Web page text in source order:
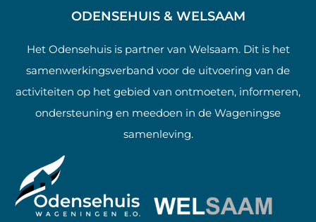
ODENSEHUIS & WELSAAM
Het Odensehuis is partner van Welsaam. Dit is het
samenwerkingsverband voor de uitvoering van de
activiteiten op het gebied van ontmoeten, informeren,
ondersteuning en meedoen in de Wageningse
samenleving.